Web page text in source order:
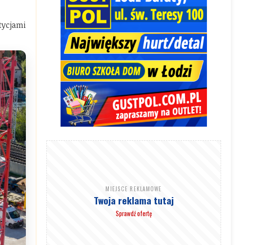
MIEJSCE REKLAMOWE
Twoja reklama tutaj
Sprawdź ofertę